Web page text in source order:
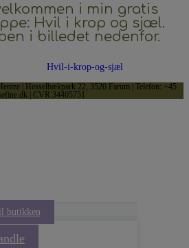
i min gratis
Hvil i krop og sjæl.
i billedet nedenfor.
| Hesselbækpark 22, 3520 Farum | Telefon: +45
| CVR 34405751
butikken